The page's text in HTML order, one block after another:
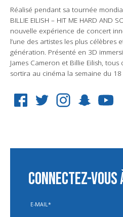
Réalisé pendant sa tournée
BILLIE EILISH – HIT ME HARD AND
nouvelle expérience de concert
l’une des artistes les plus célèbres
génération. Présenté en 3D
James Cameron et Billie Eilish,
sortira au cinéma la semaine du 18
CONNECTEZ-VOUS
E-MAIL *